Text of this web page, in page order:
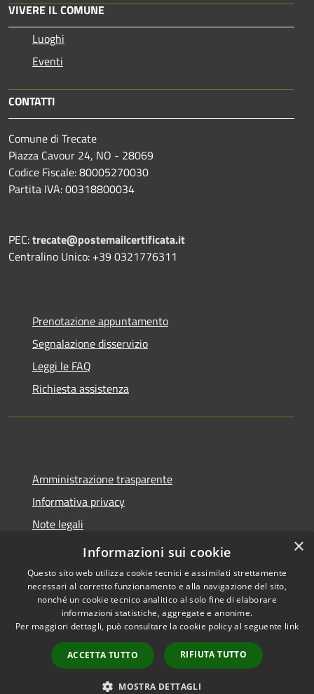
VIVERE IL COMUNE
Luoghi
Eventi
CONTATTI
Comune di Trecate
Piazza Cavour 24, NO - 28069
Codice Fiscale: 80005270030
Partita IVA: 00318800034
PEC:trecate@postemailcertificata.it
Centralino Unico: +39 0321776311
Prenotazione appuntamento
Segnalazione disservizio
Leggi le FAQ
Richiesta assistenza
Amministrazione trasparente
Informativa privacy
Note legali
Dichiarazione di accessibilità
Accessibilità
Copyright © 2026 • Comune di
Trecate • Powered by
Municipium•
Accesso
redazione
×
Informazioni sui cookie
Questo sito web utilizza cookie tecnici e assimilati strettamente
necessari al corretto funzionamento e alla navigazione del sito,
nonché un cookie tecnico analitico al solo fine di elaborare
informazioni statistiche, aggregate e anonime.
Per maggiori dettagli, può consultare la cookie policy al seguente link
ACCETTA TUTTO RIFIUTA TUTTO
MOSTRA DETTAGLI